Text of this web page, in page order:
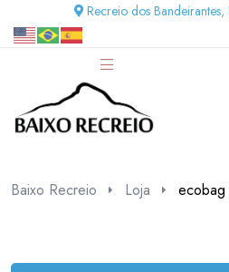
Recreio dos
Baixo Recreio Loja ecobag